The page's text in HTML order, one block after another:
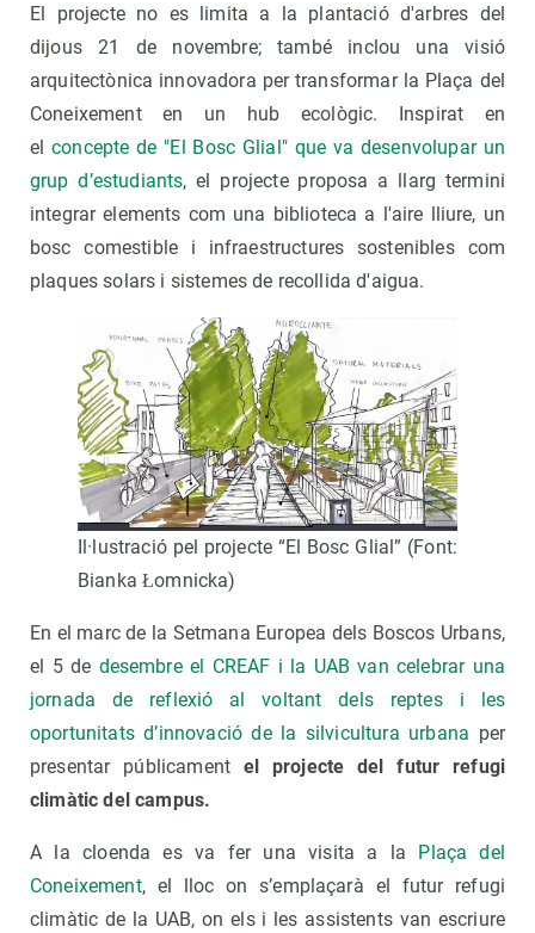
El projecte no es limita a la plantació d'arbres del
dijous 21 de novembre; també inclou una visió
arquitectònica innovadora per transformar la Plaça del
Coneixement en un hub ecològic. Inspirat en
elconcepte de "El Bosc Glial" que va desenvolupar un
grup d’estudiants, el projecte proposa a llarg termini
integrar elements com una biblioteca a l'aire lliure, un
bosc comestible i infraestructures sostenibles com
plaques solars i sistemes de recollida d'aigua.
Il·lustració pel projecte “El Bosc Glial” (Font:
Bianka Łomnicka)
En el marc de la Setmana Europea dels Boscos Urbans,
el 5 de desembre el CREAF i la UAB van celebrar una
jornada de reflexió al voltant dels reptes i les
oportunitats d’innovació de la silvicultura urbana per
presentar públicament el projecte del futur refugi
climàtic del campus.
A la cloenda es va fer una visita a la Plaça del
Coneixement, el lloc on s’emplaçarà el futur refugi
climàtic de la UAB, on els i les assistents van escriure